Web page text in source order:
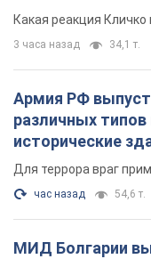
небоскреба
Какая реакция
3 часа назад 34,1 т.
Армия РФ
различных
исторические
Фото и видео
Для террора враг
час назад 54,6 т.
МИД Болгарии